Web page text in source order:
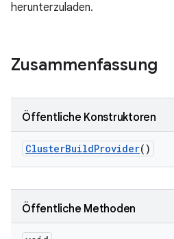
herunterzuladen.
Zusammenfassung
Öffentliche Konstruktoren
ClusterBuildProvider()
Öffentliche Methoden